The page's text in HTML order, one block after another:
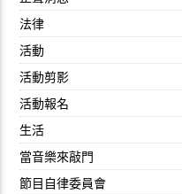
法律
活動
活動剪影
活動報名
生活
當音樂來敲門
節目自律委員會